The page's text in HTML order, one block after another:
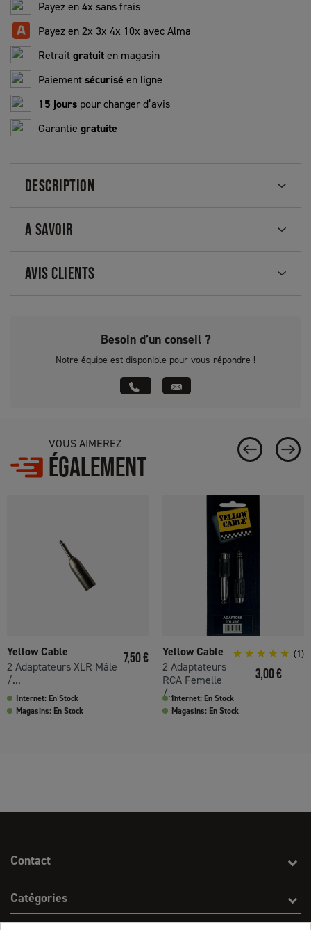
Payez en 4x sans frais
Payez en 2x 3x 4x 10x avec Alma
Retraitgratuiten magasin
Paiementsécurisé en ligne
15 jours pour changer d’avis
Garantie gratuite
DESCRIPTION
A SAVOIR
AVIS CLIENTS
Besoin d’un conseil ?
Notre équipe est disponible pour vous répondre !
VOUS AIMEREZ
ÉGALEMENT
Yellow Cable
2 Adaptateurs XLR Mâle
/...
Prix
7,50 €
Internet: En Stock
Magasins: En Stock
Yellow Cable
2 Adaptateurs
RCA Femelle
/...
(1)
Prix
3,00 €
Internet: En Stock
Magasins: En Stock
Contact
Catégories